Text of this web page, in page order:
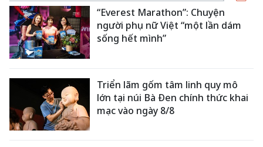
“Everest Marathon”: Chuyện
người phụ nữ Việt “một lần dám
sống hết mình”
Triển lãm gốm tâm linh quy mô
lớn tại núi Bà Đen chính thức khai
mạc vào ngày 8/8